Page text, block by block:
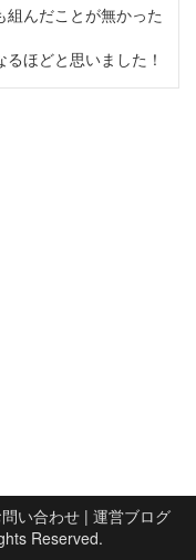
んだことが無かった
ほどと思いました！
い合わせ| 運営ブログ
Reserved.